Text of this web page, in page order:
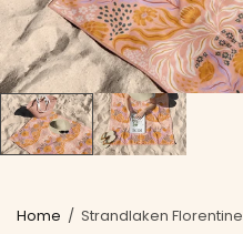
Home / Strandlaken Florentine